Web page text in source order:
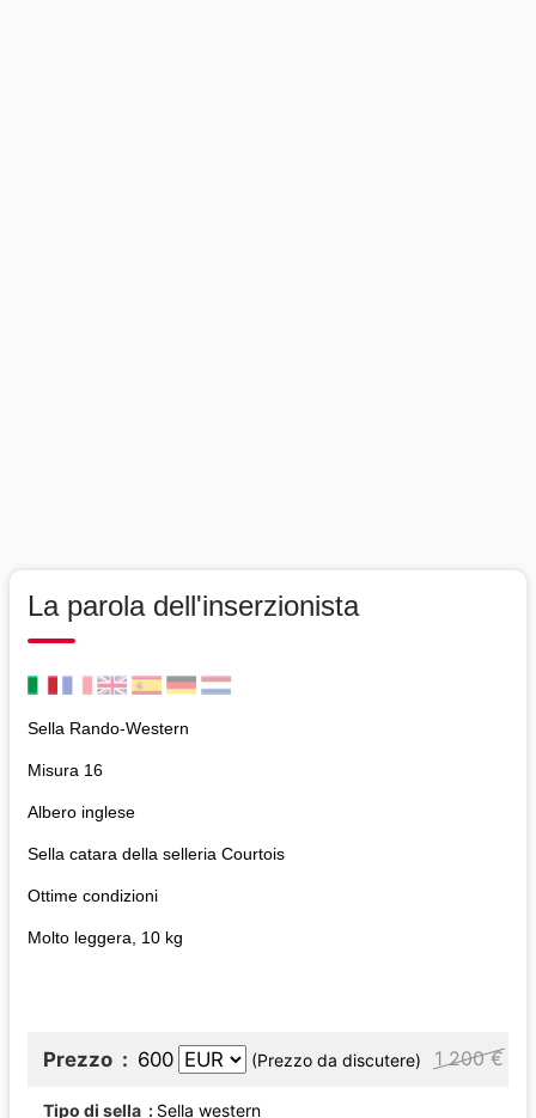
La parola dell'inserzionista
Sella Rando-Western
Misura 16
Albero inglese
Sella catara della selleria Courtois
Ottime condizioni
Molto leggera, 10 kg
Prezzo 600 (Prezzo da discutere) 1 200 €
Tipo di sella Sella western